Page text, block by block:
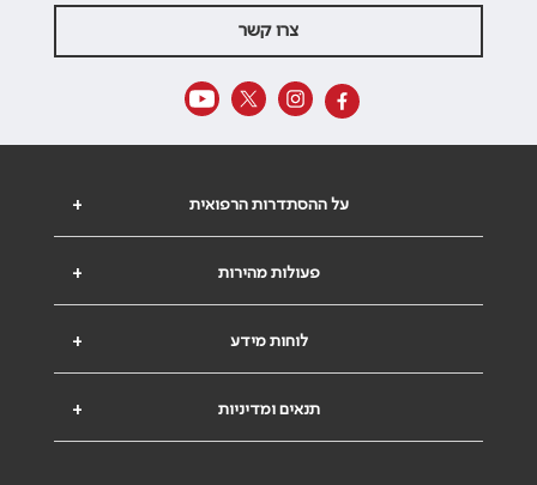
צרו קשר
+ על ההסתדרות הרפואית
+ פעולות מהירות
+ לוחות מידע
+ תנאים ומדיניות